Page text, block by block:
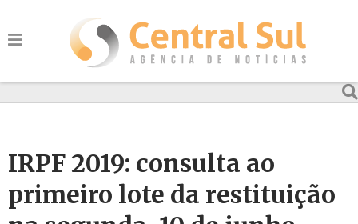
IRPF 2019: consulta ao
primeiro lote da restituição